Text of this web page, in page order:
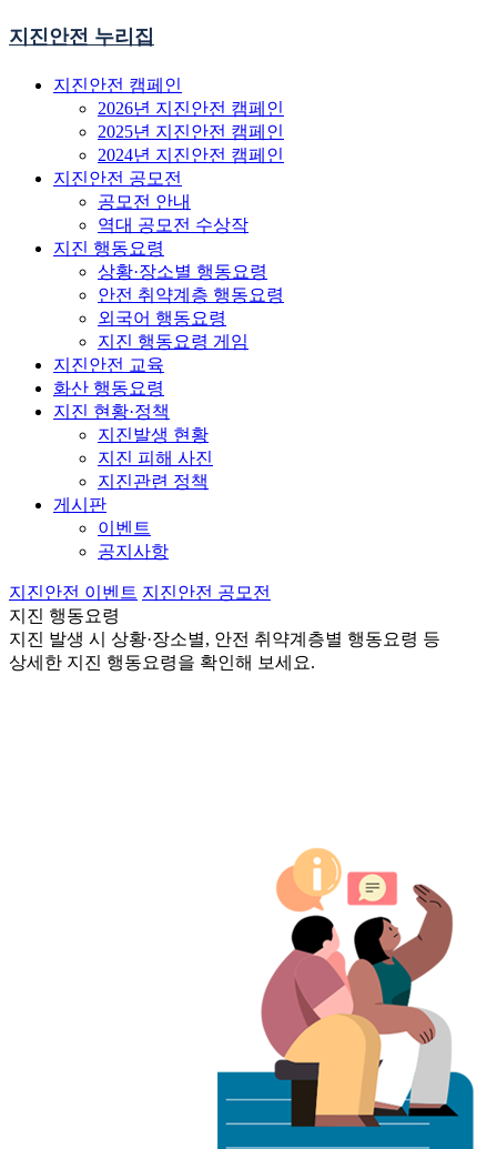
지진안전 누리집
지진안전 캠페인
2026년 지진안전 캠페인
2025년 지진안전 캠페인
2024년 지진안전 캠페인
지진안전 공모전
공모전 안내
역대 공모전 수상작
지진 행동요령
상황·장소별 행동요령
안전 취약계층 행동요령
외국어 행동요령
지진 행동요령 게임
지진안전 교육
화산 행동요령
지진 현황·정책
지진발생 현황
지진 피해 사진
지진관련 정책
게시판
이벤트
공지사항
지진안전 이벤트 지진안전 공모전
지진 행동요령
지진 발생 시 상황·장소별, 안전 취약계층별 행동요령 등
상세한 지진 행동요령을 확인해 보세요.